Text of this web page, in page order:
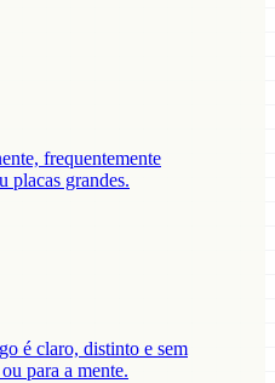
frequentemente
placas grandes.
é claro, distinto e sem
para a mente.